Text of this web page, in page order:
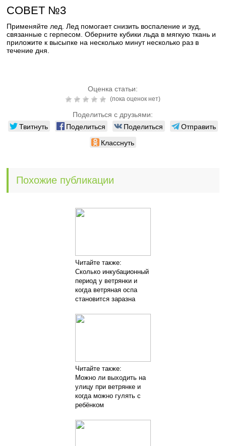
СОВЕТ №3
Применяйте лед. Лед помогает снизить воспаление и зуд,
связанные с герпесом. Оберните кубики льда в мягкую ткань и
приложите к высыпке на несколько минут несколько раз в
течение дня.
Оценка статьи:
(пока оценок нет)
Поделиться с друзьями:
Твитнуть Поделиться Поделиться
Отправить
Класснуть
Похожие публикации
Читайте также:
Сколько инкубационный
период у ветрянки и
когда ветряная оспа
становится заразна
Читайте также:
Можно ли выходить на
улицу при ветрянке и
когда можно гулять с
ребёнком